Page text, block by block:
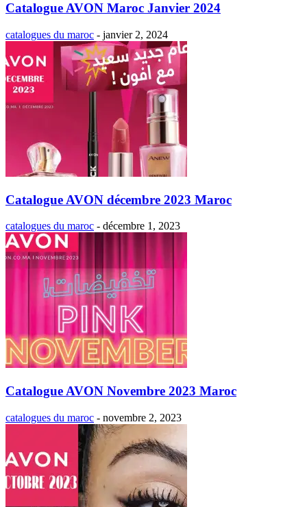
Catalogue AVON Maroc Janvier 2024
catalogues du maroc - janvier 2, 2024
Catalogue AVON décembre 2023 Maroc
catalogues du maroc - décembre 1, 2023
Catalogue AVON Novembre 2023 Maroc
catalogues du maroc - novembre 2, 2023